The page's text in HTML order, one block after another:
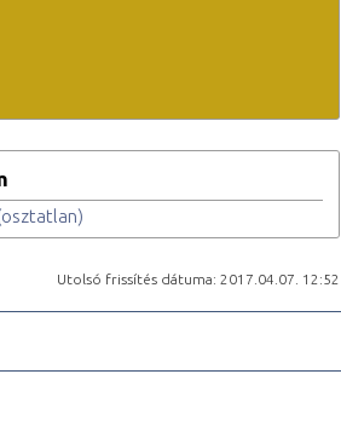
Utolsó frissítés dátuma: 2017.04.07. 12:52